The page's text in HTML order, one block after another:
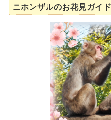
ニホンザルのお花見ガイド